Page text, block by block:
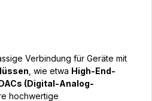
Verbindung für Geräte mit
, wie etwa High-End-
(Digital-Analog-
hochwertige